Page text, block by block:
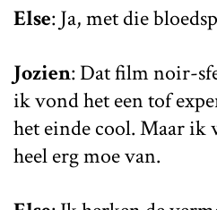
Else: Ja, met die
Jozien: Dat film noir-
ik vond het een tof
het einde cool. Maar ik
heel erg moe van.